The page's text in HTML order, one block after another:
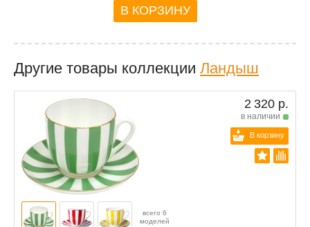
В КОРЗИНУ
Другие товары коллекции Ландыш
2 320 р.
в наличии
В корзину
всего 6
моделей